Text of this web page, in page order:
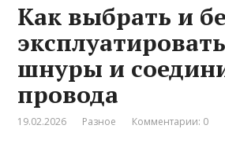
Как выбрать и
шнуры и
провода
19.02.2026 Разное Комментарии: 0